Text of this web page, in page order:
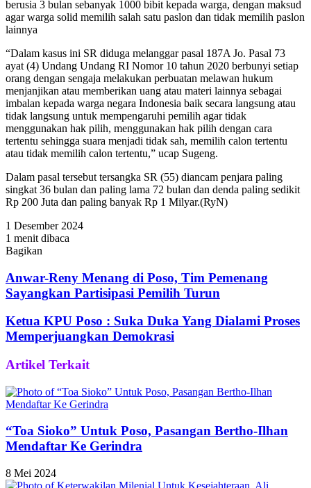
berusia 3 bulan sebanyak 1000 bibit kepada warga, dengan maksud
agar warga solid memilih salah satu paslon dan tidak memilih paslon
lainnya
“Dalam kasus ini SR diduga melanggar pasal 187A Jo. Pasal 73
ayat (4) Undang Undang RI Nomor 10 tahun 2020 berbunyi setiap
orang dengan sengaja melakukan perbuatan melawan hukum
menjanjikan atau memberikan uang atau materi lainnya sebagai
imbalan kepada warga negara Indonesia baik secara langsung atau
tidak langsung untuk mempengaruhi pemilih agar tidak
menggunakan hak pilih, menggunakan hak pilih dengan cara
tertentu sehingga suara menjadi tidak sah, memilih calon tertentu
atau tidak memilih calon tertentu,” ucap Sugeng.
Dalam pasal tersebut tersangka SR (55) diancam penjara paling
singkat 36 bulan dan paling lama 72 bulan dan denda paling sedikit
Rp 200 Juta dan paling banyak Rp 1 Milyar.(RyN)
1 Desember 2024
1 menit dibaca
Bagikan
via
Email
Anwar-Reny Menang di Poso, Tim Pemenang
Sayangkan Partisipasi Pemilih Turun
Ketua KPU Poso : Suka Duka Yang Dialami Proses
Memperjuangkan Demokrasi
Artikel Terkait
“Toa Sioko” Untuk Poso, Pasangan Bertho-Ilhan
Mendaftar Ke Gerindra
8 Mei 2024